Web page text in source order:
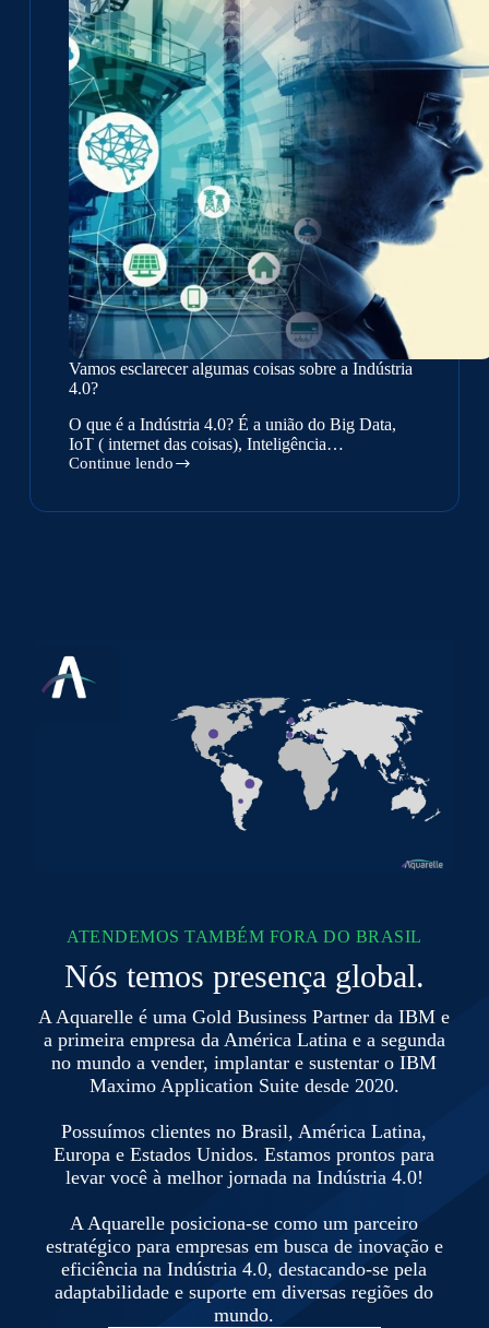
Vamos esclarecer algumas coisas sobre a Indústria
4.0?
O que é a Indústria 4.0? É a união do Big Data,
IoT ( internet das coisas), Inteligência…
Continue lendo
Vamos
algumas
ATENDEMOS TAMBÉM FORA DO BRASIL
Nós temos presença global.
A Aquarelle é uma Gold Business Partner da IBM e
a primeira empresa da América Latina e a segunda
no mundo a vender, implantar e sustentar o IBM
Maximo Application Suite desde 2020.
Possuímos clientes no Brasil, América Latina,
Europa e Estados Unidos. Estamos prontos para
levar você à melhor jornada na Indústria 4.0!
A Aquarelle posiciona-se como um parceiro
estratégico para empresas em busca de inovação e
eficiência na Indústria 4.0, destacando-se pela
adaptabilidade e suporte em diversas regiões do
mundo.